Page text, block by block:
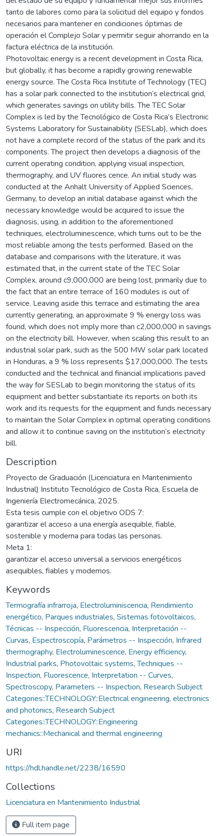
tanto de labores como para la solicitud del equipo y fondos
necesarios para mantener en condiciones óptimas de
operación el Complejo Solar y permitir seguir ahorrando en la
factura eléctrica de la institución.
Photovoltaic energy is a recent development in Costa Rica,
but globally, it has become a rapidly growing renewable
energy source. The Costa Rica Institute of Technology (TEC)
has a solar park connected to the institution’s electrical grid,
which generates savings on utility bills. The TEC Solar
Complex is led by the Tecnológico de Costa Rica’s Electronic
Systems Laboratory for Sustainability (SESLab), which does
not have a complete record of the status of the park and its
components. The project then develops a diagnosis of the
current operating condition, applying visual inspection,
thermography, and UV fluores cence. An initial study was
conducted at the Anhalt University of Applied Sciences,
Germany, to develop an initial database against which the
necessary knowledge would be acquired to issue the
diagnosis, using, in addition to the aforementioned
techniques, electroluminescence, which turns out to be the
most reliable among the tests performed. Based on the
database and comparisons with the literature, it was
estimated that, in the current state of the TEC Solar
Complex, around c9,000,000 are being lost, primarily due to
the fact that an entire terrace of 160 modules is out of
service. Leaving aside this terrace and estimating the area
currently generating, an approximate 9 % energy loss was
found, which does not imply more than c2,000,000 in savings
on the electricity bill. However, when scaling this result to an
industrial solar park, such as the 500 MW solar park located
in Honduras, a 9 % loss represents $17,000,000. The tests
conducted and the technical and financial implications paved
the way for SESLab to begin monitoring the status of its
equipment and better substantiate its reports on both its
work and its requests for the equipment and funds necessary
to maintain the Solar Complex in optimal operating conditions
and allow it to continue saving on the institution’s electricity
bill.
Description
Proyecto de Graduación (Licenciatura en Mantenimiento
Industrial) Instituto Tecnológico de Costa Rica, Escuela de
Ingeniería Electromecánica, 2025.
Esta tesis cumple con el objetivo ODS 7:
garantizar el acceso a una energía asequible, fiable,
sostenible y moderna para todas las personas.
Meta 1:
garantizar el acceso universal a servicios energéticos
asequibles, fiables y modernos.
Keywords
Termografía infrarroja, Electroluminiscencia, Rendimiento
energético, Parques industriales, Sistemas fotovoltaicos,
Técnicas -- Inspección, Fluorescencia, Interpretación --
Curvas, Espectroscopía, Parámetros -- Inspección, Infrared
thermography, Electroluminescence, Energy efficiency,
Industrial parks, Photovoltaic systems,Techniques --
Inspection, Fluorescence, Interpretation -- Curves,
Spectroscopy, Parameters -- Inspection, Research Subject
Categories::TECHNOLOGY::Electrical engineering, electronics
and photonics, Research Subject
Categories::TECHNOLOGY::Engineering
mechanics::Mechanical and thermal engineering
URI
https://hdl.handle.net/2238/16590
Collections
Licenciatura en Mantenimiento Industrial
Full item page